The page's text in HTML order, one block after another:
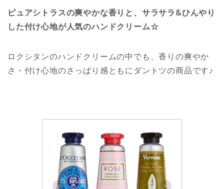
ピュアシトラスの爽やかな香りと、サラサラ&ひんやり
した付け心地が人気のハンドクリーム☆
ロクシタンのハンドクリームの中でも、香りの爽やか
さ・付け心地のさっぱり感ともにダントツの商品です♪